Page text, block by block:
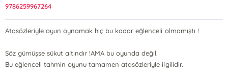
9786259967264
Atasözleriyle oyun oynamak hiç bu kadar eğlenceli olmamıştı !
Söz gümüşse sükut altındır !AMA bu oyunda değil.
Bu eğlenceli tahmin oyunu tamamen atasözleriyle ilgilidir.